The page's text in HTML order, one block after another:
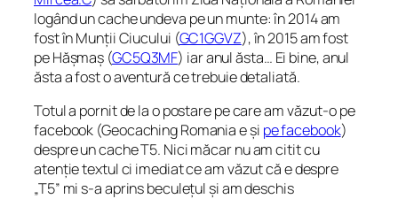
logând un cache undeva pe un munte: în 2014 am
fost în Munții Ciucului (GC1GGVZ), în 2015 am fost
pe Hășmaș (GC5Q3MF) iar anul ăsta… Ei bine, anul
ăsta a fost o aventură ce trebuie detaliată.
Totul a pornit de la o postare pe care am văzut-o pe
facebook (Geocaching Romania e și pe facebook)
despre un cache T5. Nici măcar nu am citit cu
atenție textul ci imediat ce am văzut că e despre
„T5” mi s-a aprins beculețul și am deschis